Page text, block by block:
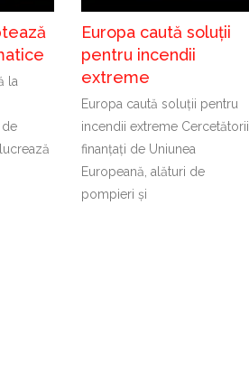
la
Europa caută soluții
pentru incendii
extreme
Europa caută soluții pentru
incendii extreme Cercetătorii
finanțați de Uniunea
Europeană, alături de
pompieri și